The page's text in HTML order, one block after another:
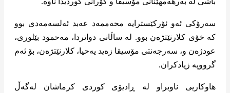
سەرۆکی ئەو ئۆرکێسترایە محەممەد عەبد ئەلسەمەدی بوو
کە خۆی کلارنێتژەن بوو. لە ساڵانی دواتردا، مەحمود بێلوری،
عودژەن و، سەرجەنتی مۆسیقا زەید یەحیا، کلارنێتژەن، بۆ ئەم
گرووپە زیادکران.
هاوکاریی ناوبراو لە ڕادیۆی کوردی کرماشان لەگەڵ